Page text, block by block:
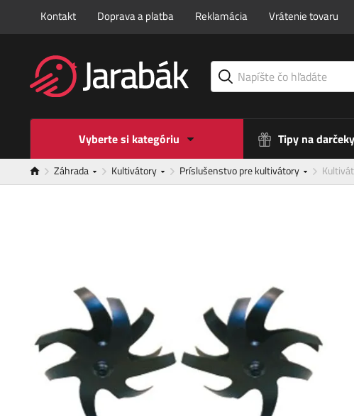
Kontakt Doprava a platba Reklamácia Vrátenie tovaru
Vyberte si kategóriu Tipy na darčeky
Záhrada Kultivátory Príslušenstvo pre kultivátory